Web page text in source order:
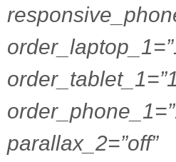
parallax_2=”off”